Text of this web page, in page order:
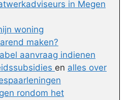
in Megen
woning
maken?
aanvraag indienen
en alles over
rondom het